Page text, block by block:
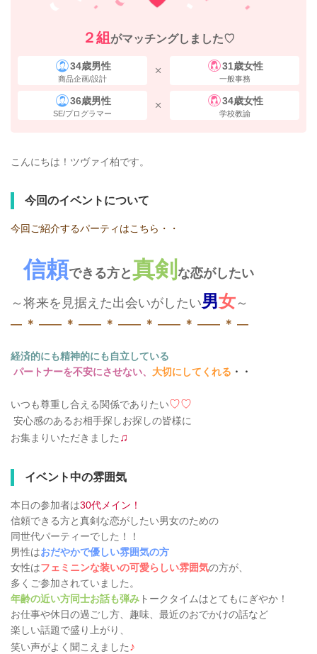
２組 がマッチングしました♡
34歳男性
商品企画/設計
31歳女性
一般事務
36歳男性
SE/プログラマー
34歳女性
学校教諭
こんにちは！ツヴァイ柏です。
今回のイベントについて
今回ご紹介するパーティはこちら・・
信頼できる方と真剣 な恋がしたい
～将来を見据えた出会いがしたい男女～
― ＊ ―― ＊ ―― ＊ ―― ＊ ―― ＊ ―― ＊ ―
経済的にも精神的にも自立している
パートナーを不安にさせない、 大切にしてくれる ・・
いつも尊重し合える関係でありたい♡♡
安心感のあるお相手探しお探しの皆様に
お集まりいただきました ♫
イベント中の雰囲気
本日の参加者は30代メイン！
信頼できる方と真剣な恋がしたい男女のための
同世代パーティーでした！！
男性はおだやかで優しい雰囲気の方
女性はフェミニンな装いの可愛らしい雰囲気の方が、
多くご参加されていました。
年齢の近い方同士お話も弾み トークタイムはとてもにぎやか！
お仕事や休日の過ごし方、趣味、最近のおでかけの話など
楽しい話題で盛り上がり、
笑い声がよく聞こえました♪